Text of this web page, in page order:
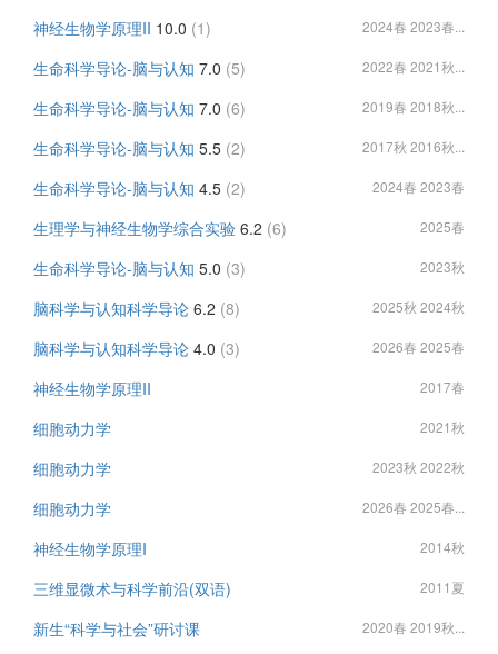
神经生物学原理II 10.0 (1) 2024春 2023春...
生命科学导论-脑与认知 7.0 (5) 2022春 2021秋...
生命科学导论-脑与认知 7.0 (6) 2019春 2018秋...
生命科学导论-脑与认知 5.5 (2) 2017秋 2016秋...
生命科学导论-脑与认知 4.5 (2) 2024春 2023春
生理学与神经生物学综合实验 6.2 (6) 2025春
生命科学导论-脑与认知 5.0 (3) 2023秋
脑科学与认知科学导论 6.2 (8) 2025秋 2024秋
脑科学与认知科学导论 4.0 (3) 2026春 2025春
神经生物学原理II 2017春
细胞动力学 2021秋
细胞动力学 2023秋 2022秋
细胞动力学 2026春 2025春...
神经生物学原理I 2014秋
三维显微术与科学前沿(双语) 2011夏
新生“科学与社会”研讨课 2020春 2019秋...